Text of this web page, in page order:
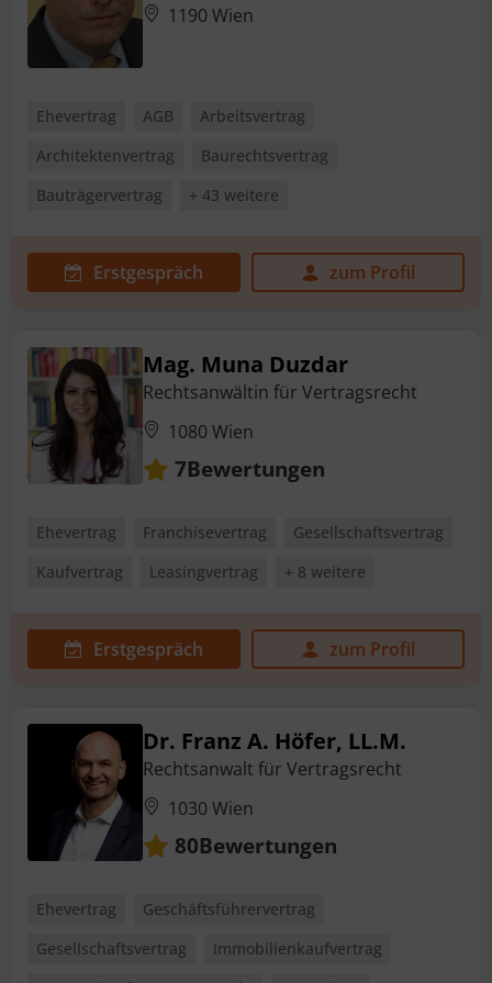
1190 Wien
Ehevertrag AGB
Arbeitsvertrag
Architektenvertrag
Baurechtsvertrag
Bauträgervertrag
+ 43 weitere
Erstgespräch zum Profil
Mag. Muna Duzdar
Rechtsanwältin für Vertragsrecht
1080 Wien
7Bewertungen
Ehevertrag Franchisevertrag
Gesellschaftsvertrag
Kaufvertrag
Leasingvertrag + 8 weitere
Erstgespräch zum Profil
Dr. Franz A. Höfer, LL.M.
Rechtsanwalt für Vertragsrecht
1030 Wien
80Bewertungen
Ehevertrag
Geschäftsführervertrag
Gesellschaftsvertrag
Immobilienkaufvertrag